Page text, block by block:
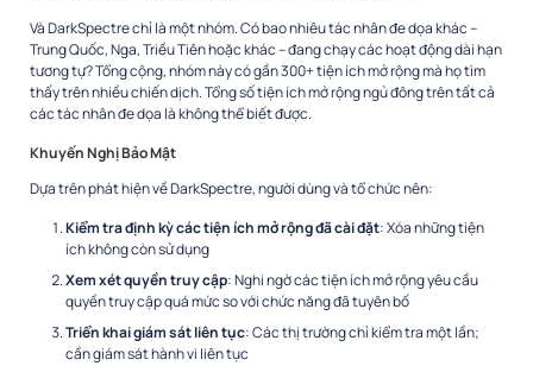
Và DarkSpectre chỉ là một nhóm. Có bao nhiêu tác nhân đe dọa khác –
Trung Quốc, Nga, Triều Tiên hoặc khác – đang chạy các hoạt động dài hạn
tương tự? Tổng cộng, nhóm này có gần 300+ tiện ích mở rộng mà họ tìm
thấy trên nhiều chiến dịch. Tổng số tiện ích mở rộng ngủ đông trên tất cả
các tác nhân đe dọa là không thể biết được.​
Khuyến Nghị Bảo Mật
Dựa trên phát hiện về DarkSpectre, người dùng và tổ chức nên:
Kiểm tra định kỳ các tiện ích mở rộng đã cài đặt: Xóa những tiện
ích không còn sử dụng
Xem xét quyền truy cập: Nghi ngờ các tiện ích mở rộng yêu cầu
quyền truy cập quá mức so với chức năng đã tuyên bố
Triển khai giám sát liên tục: Các thị trường chỉ kiểm tra một lần;
cần giám sát hành vi liên tục